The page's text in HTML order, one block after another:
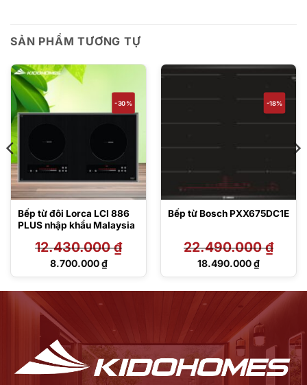
SẢN PHẨM TƯƠNG TỰ
-30%
Bếp từ đôi Lorca LCI 886
PLUS nhập khẩu Malaysia
12.430.000₫
Giá
8.700.000₫
Giá
-18%
Bếp từ Bosch PXX675DC1E
22.490.000₫
Giá
22.490.000 ₫.
18.490.000₫
Giá
18.490.000 ₫.